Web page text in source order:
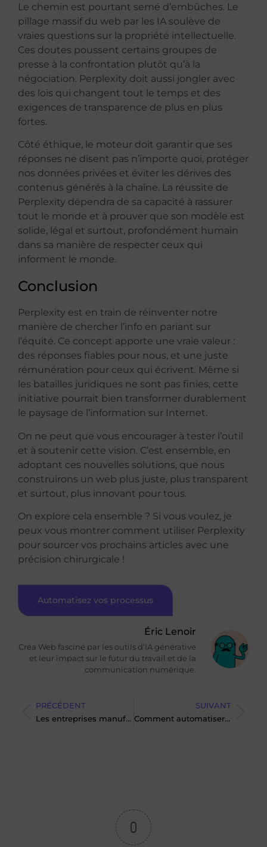
Le chemin est pourtant semé d’embûches. Le
pillage massif du web par les IA soulève de
vraies questions sur la propriété intellectuelle.
Ces doutes poussent certains groupes de
presse à la confrontation plutôt qu’à la
négociation. Perplexity doit aussi jongler avec
des lois qui changent tout le temps et des
exigences de transparence de plus en plus
fortes.
Côté éthique, le moteur doit garantir que ses
réponses ne disent pas n’importe quoi, protéger
nos données privées et éviter les dérives des
contenus générés à la chaîne. La réussite de
Perplexity dépendra de sa capacité à rassurer
tout le monde et à prouver que son modèle est
solide, légal et surtout, profondément humain
dans sa manière de respecter ceux qui
informent le monde.
Conclusion
Perplexity est en train de réinventer notre
manière de chercher l’info en pariant sur
l’équité. Ce concept apporte une vraie valeur :
des réponses fiables pour nous, et une juste
rémunération pour ceux qui écrivent. Même si
les batailles juridiques ne sont pas finies, cette
initiative pourrait bien transformer durablement
le paysage de l’information sur Internet.
On ne peut que vous encourager à tester l’outil
et à soutenir cette vision. C’est ensemble, en
adoptant ces nouvelles solutions, que nous
construirons un web plus juste, plus transparent
et surtout, plus innovant pour tous.
On explore cela ensemble ? Si vous voulez, je
peux vous montrer comment utiliser Perplexity
pour sourcer vos prochains articles avec une
précision chirurgicale !
Automatisez vos processus
Éric Lenoir
Créa Web fasciné par les outils d’IA générative
et leur impact sur le futur du travail et de la
communication numérique.
PRÉCÉDENT
Les entreprises manufacturières adoptent le Low-code à grande échelle
SUIVANT
Comment automatiser les réponses aux avis Google ?
0